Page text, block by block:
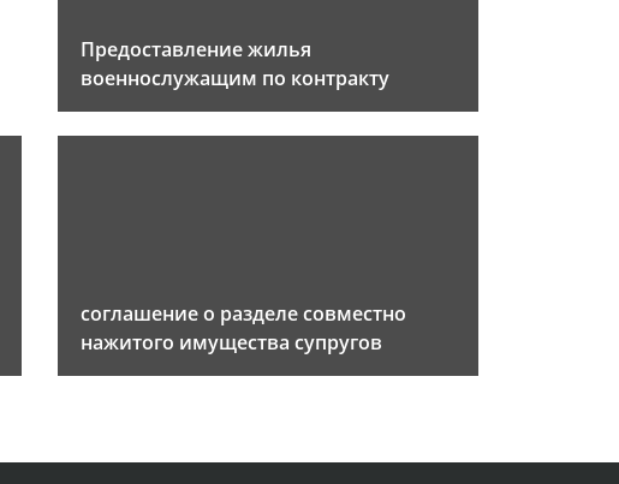
Предоставление жилья
военнослужащим по контракту
соглашение о разделе совместно
нажитого имущества супругов